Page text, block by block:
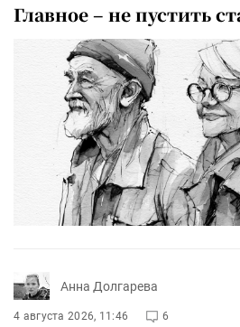
Главное – не пустить
Анна Долгарева
4 августа 2026, 11:46 6